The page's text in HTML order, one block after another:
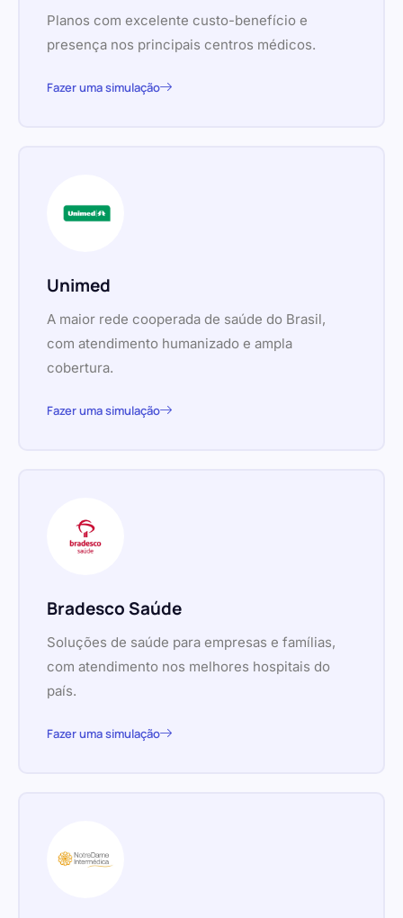
Planos com excelente custo-benefício e
presença nos principais centros médicos.
Fazer uma simulação
Unimed
A maior rede cooperada de saúde do Brasil,
com atendimento humanizado e ampla
cobertura.
Fazer uma simulação
Bradesco Saúde
Soluções de saúde para empresas e famílias,
com atendimento nos melhores hospitais do
país.
Fazer uma simulação